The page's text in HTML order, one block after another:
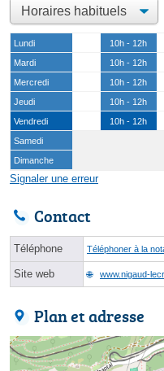
Lundi 10h - 12h
Mardi
10h - 12h
Mercredi
10h - 12h
Jeudi
10h - 12h
Vendredi
10h - 12h
Samedi
Dimanche
Signaler une erreur
Contact
Téléphone Téléphoner à la
Site web www.nigaud-
Plan et adresse